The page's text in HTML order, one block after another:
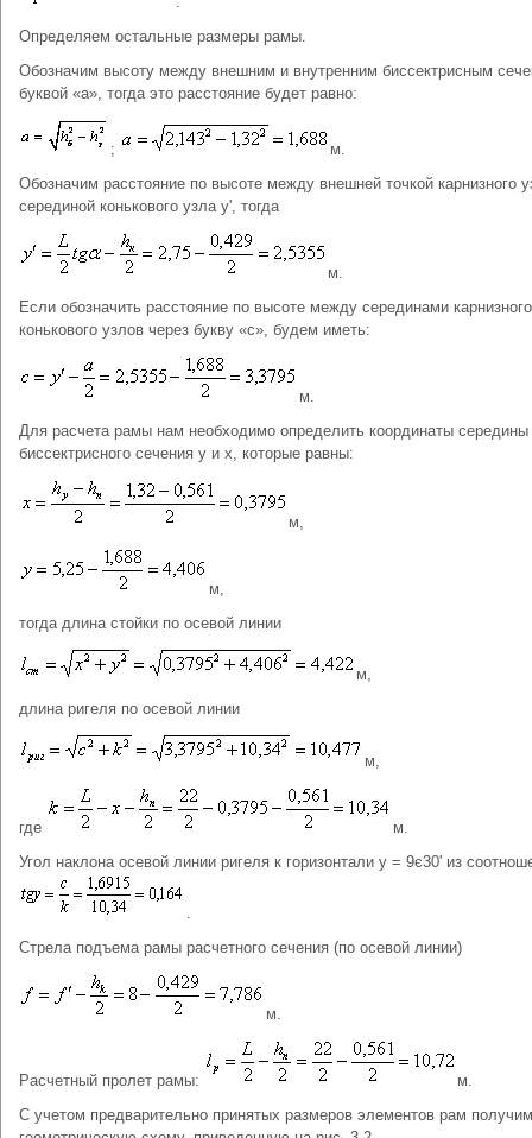
Определяем остальные размеры рамы.
Обозначим высоту между внешним и внутренним биссектрисным
буквой «а», тогда это расстояние будет равно:
;
м.
Обозначим расстояние по высоте между внешней точкой карнизного
серединой конькового узла у', тогда
м.
Если обозначить расстояние по высоте между серединами
конькового узлов через букву «с», будем иметь:
м.
Для расчета рамы нам необходимо определить координаты середины
биссектрисного сечения у и х, которые равны:
м,
м,
тогда длина стойки по осевой линии
м,
длина ригеля по осевой линии
м,
где
м.
Угол наклона осевой линии ригеля к горизонтали у = 9є30' из
.
Стрела подъема рамы расчетного сечения (по осевой линии)
м.
Расчетный пролет рамы:
м.
С учетом предварительно принятых размеров элементов рам получим